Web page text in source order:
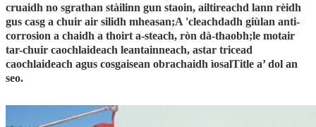
cruaidh no sgrathan stàilinn gun staoin, ailtireachd lann rèidh
gus casg a chuir air silidh mheasan;A 'cleachdadh giùlan anti-
corrosion a chaidh a thoirt a-steach, ròn dà-thaobh;le motair
tar-chuir caochlaideach leantainneach, astar tricead
caochlaideach agus cosgaisean obrachaidh ìosalTitle a’ dol an
seo.